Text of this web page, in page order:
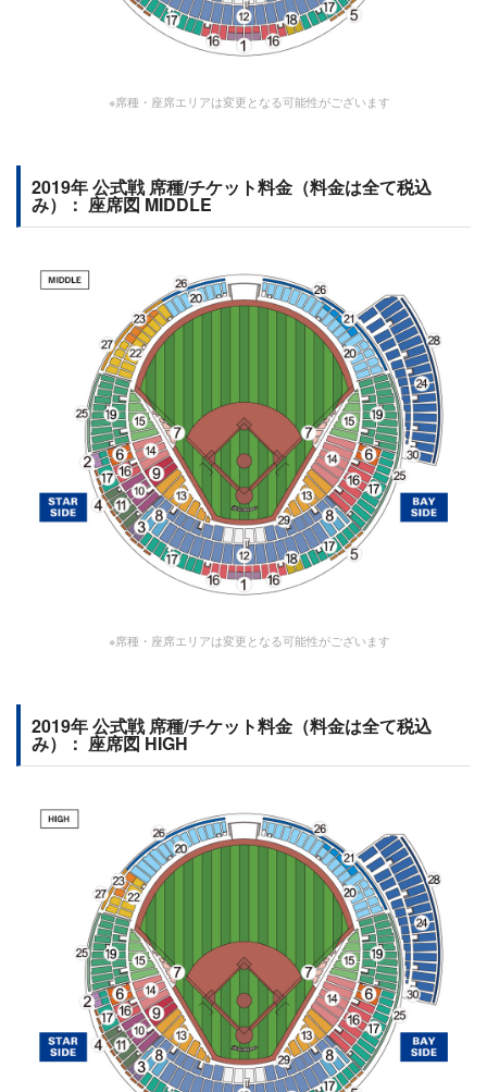
※席種・座席エリアは変更となる可能性がございます
2019年 公式戦 席種/チケット料金（料金は全て税込
み）： 座席図 MIDDLE
※席種・座席エリアは変更となる可能性がございます
2019年 公式戦 席種/チケット料金（料金は全て税込
み）： 座席図 HIGH